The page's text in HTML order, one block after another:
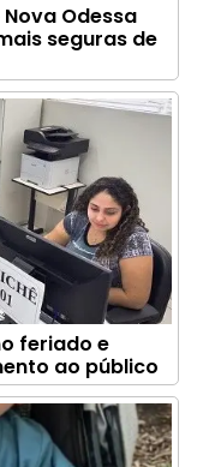
Odessa
seguras de
feriado e
ao público